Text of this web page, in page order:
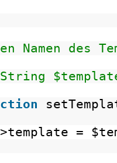
des
$template
=